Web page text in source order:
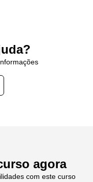
agora
com este curso